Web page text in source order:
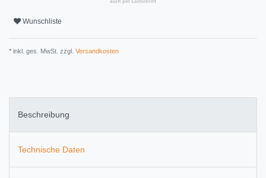
Wunschliste
* inkl. ges. MwSt. zzgl. Versandkosten
Beschreibung
Technische Daten